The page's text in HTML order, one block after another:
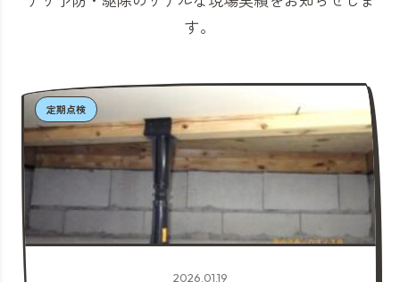
す。
定期点検
2026.01.19